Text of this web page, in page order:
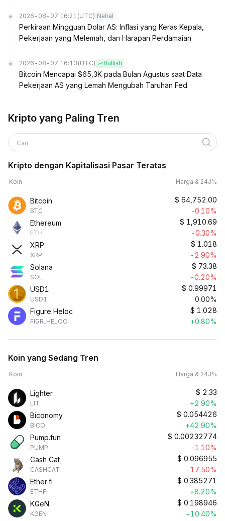
2026-08-07 16:21 (UTC) Netral
Perkiraan Mingguan Dolar AS: Inflasi yang Keras Kepala,
Pekerjaan yang Melemah, dan Harapan Perdamaian
2026-08-07 16:13 (UTC) Bullish
Bitcoin Mencapai $65,3K pada Bulan Agustus saat Data
Pekerjaan AS yang Lemah Mengubah Taruhan Fed
Kripto yang Paling Tren
Cari
Kripto dengan Kapitalisasi Pasar Teratas
Koin Harga & 24J%
Bitcoin
BTC
$ 64,752.00
-0.10%
Ethereum
ETH
$ 1,910.69
-0.30%
XRP
XRP
$ 1.018
-2.90%
Solana
SOL
$ 73.38
-0.20%
USD1
USD1
$ 0.99971
0.00%
Figure Heloc
FIGR_HELOC
$ 1.028
+0.80%
Koin yang Sedang Tren
Koin Harga & 24J%
Lighter
LIT
$ 2.33
+2.90%
Biconomy
BICO
$ 0.054426
+42.90%
Pump.fun
PUMP
$ 0.00232774
-1.10%
Cash Cat
CASHCAT
$ 0.096955
-17.50%
Ether.fi
ETHFI
$ 0.385271
+8.20%
KGeN
KGEN
$ 0.198946
+10.40%